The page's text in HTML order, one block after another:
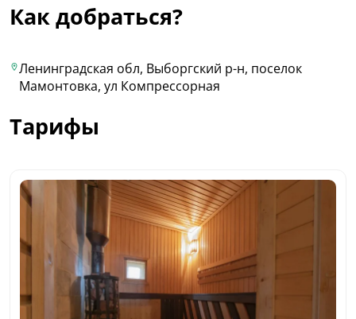
Как добраться?
Ленинградская обл, Выборгский р-н, поселок
Мамонтовка, ул Компрессорная
Тарифы